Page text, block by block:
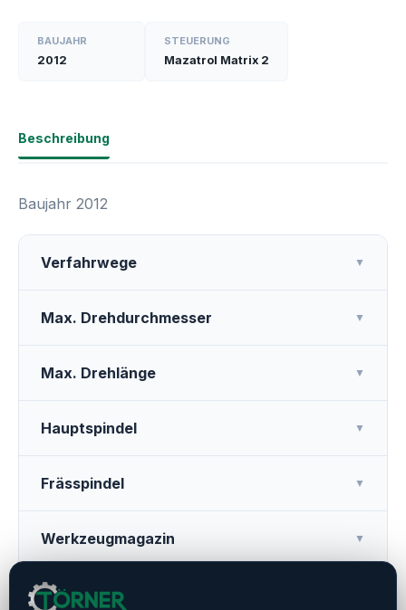
BAUJAHR
2012
STEUERUNG
Mazatrol Matrix 2
Beschreibung
Baujahr 2012
Verfahrwege ▼
Max. Drehdurchmesser ▼
Max. Drehlänge ▼
Hauptspindel ▼
Frässpindel ▼
Werkzeugmagazin ▼
Weitere Ausstattung